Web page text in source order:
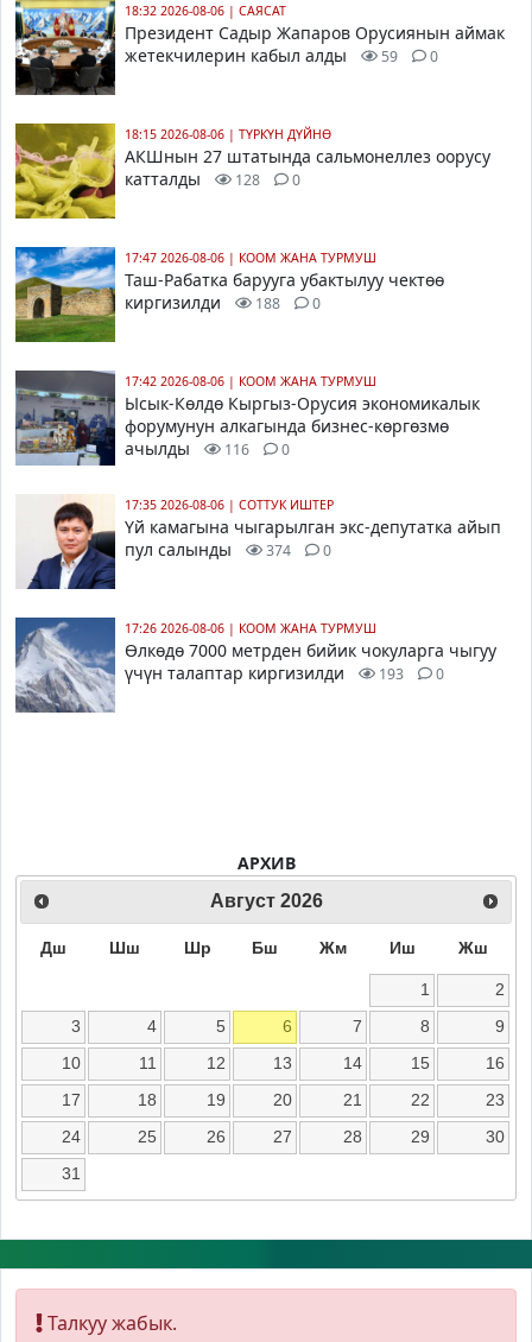
18:32 2026-08-06 | САЯСАТ
Президент Садыр Жапаров Орусиянын аймак
жетекчилерин кабыл алды
59 0
18:15 2026-08-06 | ТҮРКҮН ДҮЙНӨ
АКШнын 27 штатында сальмонеллез оорусу
катталды
128 0
17:47 2026-08-06 | КООМ ЖАНА ТУРМУШ
Таш-Рабатка барууга убактылуу чектөө
киргизилди
188 0
17:42 2026-08-06 | КООМ ЖАНА ТУРМУШ
Ысык-Көлдө Кыргыз-Орусия экономикалык
форумунун алкагында бизнес-көргөзмө
ачылды
116 0
17:35 2026-08-06 | СОТТУК ИШТЕР
Үй камагына чыгарылган экс-депутатка айып
пул салынды
374 0
17:26 2026-08-06 | КООМ ЖАНА ТУРМУШ
Өлкөдө 7000 метрден бийик чокуларга чыгуу
үчүн талаптар киргизилди
193 0
АРХИВ
Август 2026
Дш Шш Шр Бш Жм Иш Жш
1
2
3
4 5 6 7 8
9
10
11 12 13 14 15
16
17
18 19 20 21 22
23
24
25 26 27 28 29
30
31
Талкуу жабык.